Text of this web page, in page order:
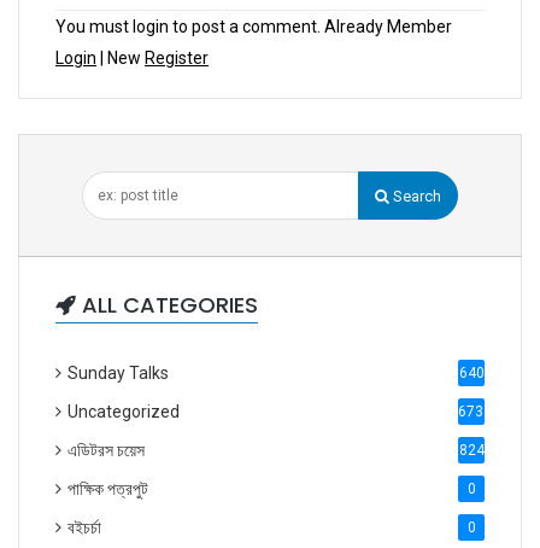
You must login to post a comment. Already Member
Login | New Register
Search
ALL CATEGORIES
Sunday Talks 640
Uncategorized 6738
এডিটরস চয়েস 824
পাক্ষিক পত্রপুট 0
বইচর্চা 0